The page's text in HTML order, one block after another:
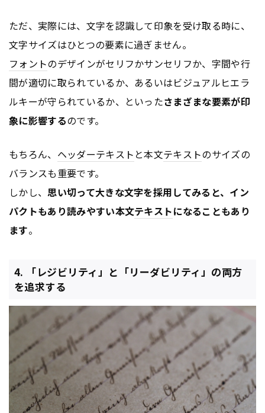
ただ、実際には、文字を認識して印象を受け取る時に、
文字サイズはひとつの要素に過ぎません。
フォントのデザインがセリフかサンセリフか、字間や行
間が適切に取られているか、あるいはビジュアルヒエラ
ルキーが守られているか、といったさまざまな要素が印
象に影響するのです。
もちろん、 ヘッダーテキスト と本文テキストのサイズの
バランスも重要です。
しかし、思い切って大きな文字を採用してみると、イン
パクトもあり読みやすい本文テキストになることもあり
ます。
4. 「レジビリティ」と「リーダビリティ」の両方
を追求する